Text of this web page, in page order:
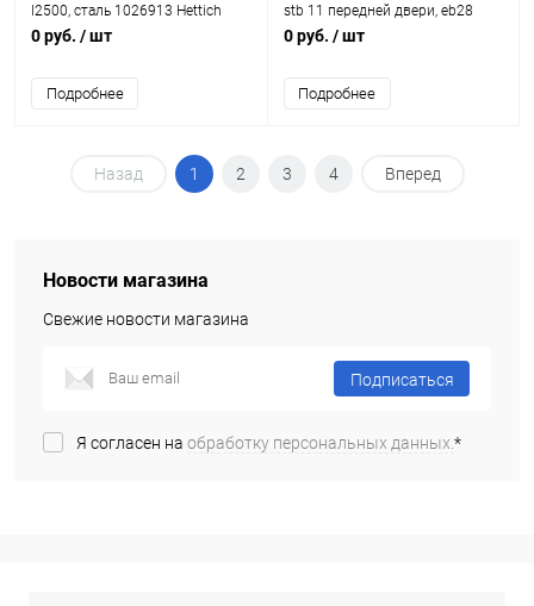
l2500, сталь 1026913 Hettich
0 руб. / шт
Подробнее
stb 11 передней двери, eb28
9206483 Hettich
0 руб. / шт
Подробнее
Назад 1 2 3 4 Вперед
Новости магазина
Свежие новости магазина
Подписаться
Я согласен на обработку персональных данных. *